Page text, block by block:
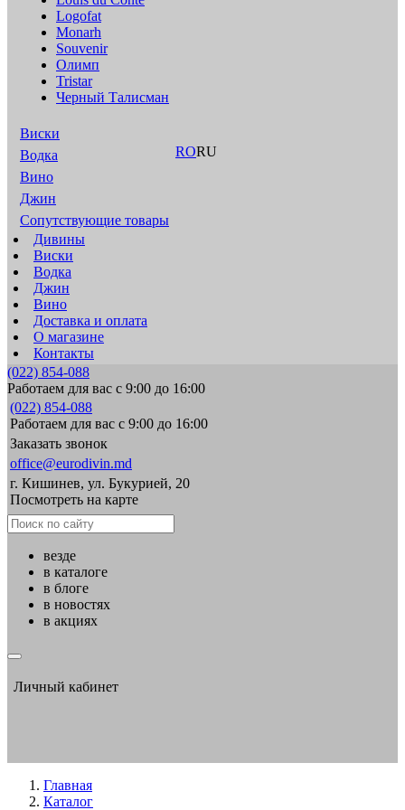
Logofat
Monarh
Souvenir
Олимп
Tristar
Черный Талисман
Виски
Водка
Вино
Джин
Сопутствующие товары
Дивины
Виски
Водка
Джин
Вино
Доставка и оплата
О магазине
Контакты
RORU
(022) 854-088
Работаем для вас с 9:00 до 16:00
(022) 854-088
Работаем для вас с 9:00 до 16:00
Заказать звонок
office@eurodivin.md
г. Кишинев, ул. Букурией, 20
Посмотреть на карте
везде
в каталоге
в блоге
в новостях
в акциях
Личный кабинет
Главная
Каталог